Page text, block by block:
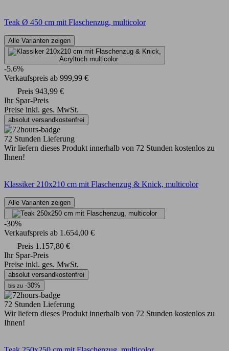
Teak Ø 450 cm mit Flaschenzug, multicolor
Alle Varianten zeigen
-5.6%
Verkaufspreis ab 999,99 €
Preis 943,99 €
Ihr Spar-Preis
Preise inkl. ges. MwSt.
absolut versandkostenfrei
72 Stunden Lieferung
Wir liefern dieses Produkt innerhalb von 72 Stunden kostenlos zu
Ihnen!
Klassiker 210x210 cm mit Flaschenzug & Knick, multicolor
Alle Varianten zeigen
-30%
Verkaufspreis ab 1.654,00 €
Preis 1.157,80 €
Ihr Spar-Preis
Preise inkl. ges. MwSt.
absolut versandkostenfrei
bis zu -30%
72 Stunden Lieferung
Wir liefern dieses Produkt innerhalb von 72 Stunden kostenlos zu
Ihnen!